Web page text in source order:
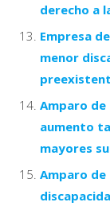
derecho a
Empresa
menor
Amparo de
aumento
mayores
Amparo de